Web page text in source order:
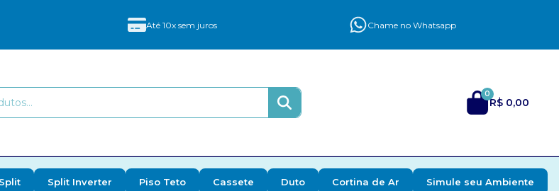
Até 10x sem juros Chame no Whatsapp
0
R$ 0,00
Split Inverter Piso Teto Cassete Duto Cortina de Ar Simule seu Ambiente